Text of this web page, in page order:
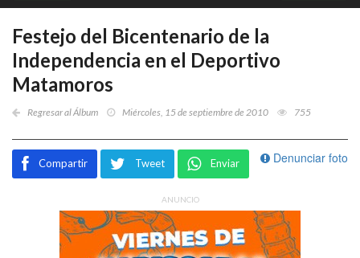
Festejo del Bicentenario de la
Independencia en el Deportivo
Matamoros
Regresar al Álbum Miércoles, 15 de septiembre de 2010 755
Denunciar foto
Compartir Tweet Enviar
ANUNCIO